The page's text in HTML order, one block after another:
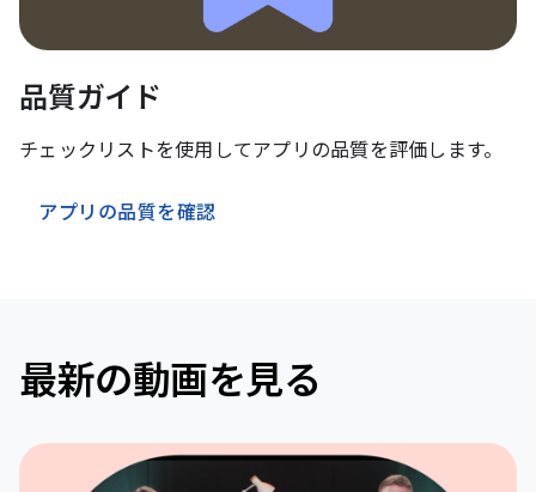
品質ガイド
チェックリストを使用してアプリの品質を評価します。
アプリの品質を確認
最新の動画を見る